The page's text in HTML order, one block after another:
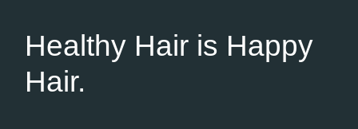
Healthy Hair is Happy
Hair.